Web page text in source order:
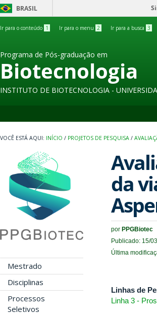
BRASIL
Ir para o conteúdo 1 Ir para o menu 2 Ir para a busca 3
Programa de Pós-graduação em
Biotecnologia
INSTITUTO DE BIOTECNOLOGIA -
INÍCIO / PROJETOS DE PESQUISA /
Mestrado
Disciplinas
Processos
Seletivos
da
por PPGBiotec
Publicado: 15/
Última
Linhas de
Linha 3 -